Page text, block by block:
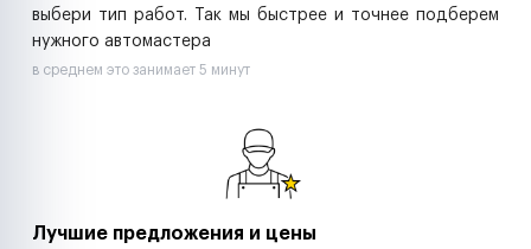
выбери тип работ. Так мы быстрее и точнее подберем
нужного автомастера
в среднем это занимает 5 минут
Лучшие предложения и цены